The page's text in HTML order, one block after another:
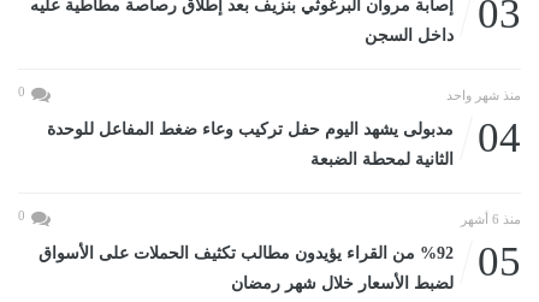
03
إصابة مروان البرغوثي بنزيف بعد إطلاق رصاصة مطاطية عليه
داخل السجن
منذ شهر واحد 0
04
مدبولى يشهد اليوم حفل تركيب وعاء ضغط المفاعل للوحدة
الثانية لمحطة الضبعة
منذ 6 أشهر 0
05
%92 من القراء يؤيدون مطالب تكثيف الحملات على الأسواق
لضبط الأسعار خلال شهر رمضان